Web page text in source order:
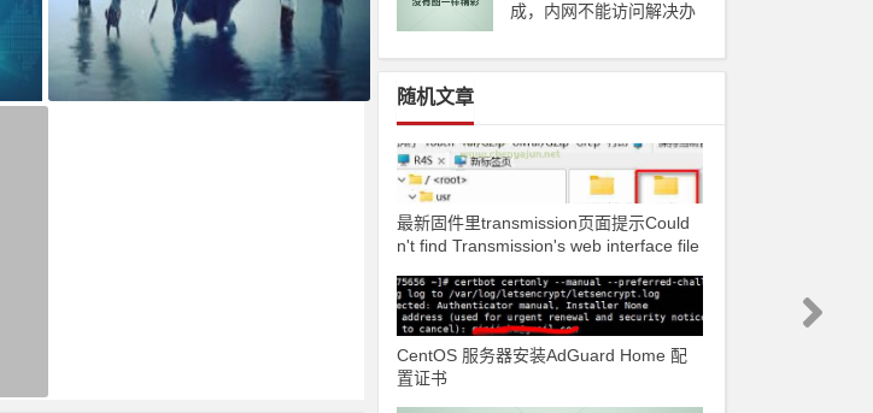
法 AdGuard Home和网站共存安装方法
成，内网不能访问解决办
随机文章
最新固件里transmission页面提示Could
n't find Transmission's web interface file
CentOS 服务器安装AdGuard Home 配
置证书